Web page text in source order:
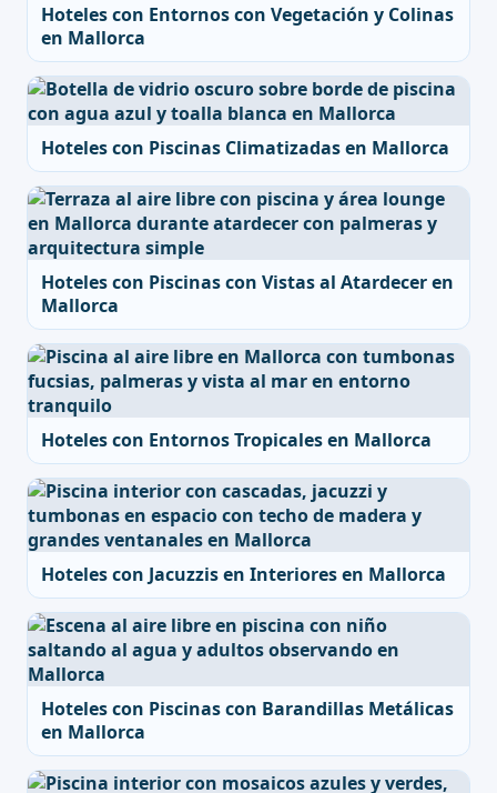
Hoteles con Entornos con Vegetación y Colinas
en Mallorca
Hoteles con Piscinas Climatizadas en Mallorca
Hoteles con Piscinas con Vistas al Atardecer en
Mallorca
Hoteles con Entornos Tropicales en Mallorca
Hoteles con Jacuzzis en Interiores en Mallorca
Hoteles con Piscinas con Barandillas Metálicas
en Mallorca